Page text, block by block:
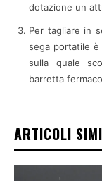
dotazione un
Per tagliare in
sega portatile è
sulla quale
barretta
ARTICOLI